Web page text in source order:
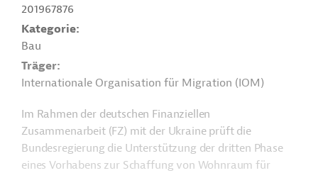
201967876
Kategorie
Bau
Träger
Internationale Organisation für Migration (IOM)
Im Rahmen der deutschen Finanziellen
Zusammenarbeit (FZ) mit der Ukraine prüft die
Bundesregierung die Unterstützung der dritten Phase
eines Vorhabens zur Schaffung von Wohnraum für